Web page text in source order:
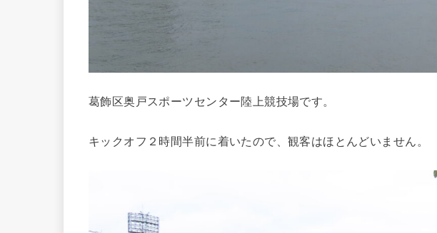
葛飾区奥戸スポーツセンター陸上競技場です。
キックオフ２時間半前に着いたので、観客はほとんどいません。